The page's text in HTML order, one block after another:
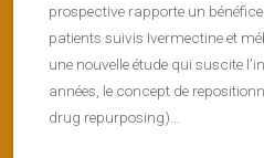
prospective rapporte un
patients suivis Ivermectine et
une nouvelle étude qui suscite
années, le concept de
drug repurposing)...